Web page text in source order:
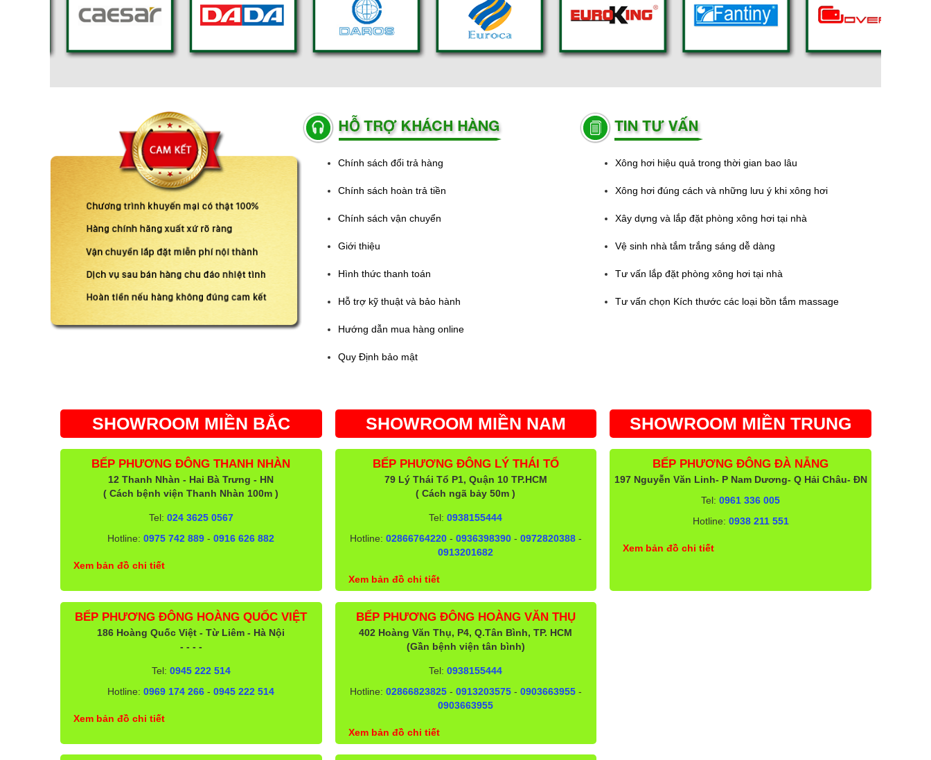
Chính sách đổi trả hàng
Chính sách hoàn trả tiền
Chính sách vận chuyển
Giới thiệu
Hình thức thanh toán
Hỗ trợ kỹ thuật và bảo hành
Hướng dẫn mua hàng online
Quy Định bảo mật
Xông hơi hiệu quả trong thời gian bao lâu
Xông hơi đúng cách và những lưu ý khi xông hơi
Xây dựng và lắp đặt phòng xông hơi tại nhà
Vệ sinh nhà tắm trắng sáng dễ dàng
Tư vấn lắp đặt phòng xông hơi tại nhà
Tư vấn chọn Kích thước các loại bồn tắm massage
SHOWROOM MIỀN BẮC
BẾP PHƯƠNG ĐÔNG THANH NHÀN
12 Thanh Nhàn - Hai Bà Trưng - HN
( Cách bệnh viện Thanh Nhàn 100m )
Tel: 024 3625 0567
Hotline:0975 742 889 -0916 626 882
Xem bản đồ chi tiết
BẾP PHƯƠNG ĐÔNG HOÀNG QUỐC VIỆT
186 Hoàng Quốc Việt - Từ Liêm - Hà Nội
- - - -
Tel: 0945 222 514
Hotline:0969 174 266 -0945 222 514
Xem bản đồ chi tiết
SHOWROOM MIỀN NAM
BẾP PHƯƠNG ĐÔNG LÝ THÁI TỔ
79 Lý Thái Tổ P1, Quận 10 TP.HCM
( Cách ngã bảy 50m )
Tel:0938155444
Hotline: 02866764220- 0936398390- 0972820388-
0913201682
Xem bản đồ chi tiết
BẾP PHƯƠNG ĐÔNG HOÀNG VĂN THỤ
402 Hoàng Văn Thụ, P4, Q.Tân Bình, TP. HCM
(Gần bệnh viện tân bình)
Tel:0938155444
Hotline: 02866823825- 0913203575- 0903663955-
0903663955
Xem bản đồ chi tiết
SHOWROOM MIỀN TRUNG
BẾP PHƯƠNG ĐÔNG ĐÀ NẴNG
197 Nguyễn Văn Linh- P Nam Dương- Q Hải Châu- ĐN
Tel:0961 336 005
Hotline: 0938 211 551
Xem bản đồ chi tiết